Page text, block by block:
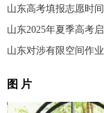
山东高考填报志愿时
山东2025年夏季高考
山东对涉有限空间作
图 片